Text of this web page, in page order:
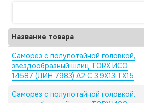
Название товара
Саморез с полупотайной головкой,
звездообразный шлиц TORX ИСО
14587 (ДИН 7983) А2 C 3,9X13 TX15
Саморез с полупотайной головкой,